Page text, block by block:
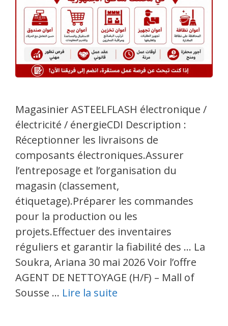
Magasinier ASTEELFLASH électronique /
électricité / énergieCDI Description :
Réceptionner les livraisons de
composants électroniques.Assurer
l’entreposage et l’organisation du
magasin (classement,
étiquetage).Préparer les commandes
pour la production ou les
projets.Effectuer des inventaires
réguliers et garantir la fiabilité des … La
Soukra, Ariana 30 mai 2026 Voir l’offre
AGENT DE NETTOYAGE (H/F) – Mall of
Sousse … Lire la suite